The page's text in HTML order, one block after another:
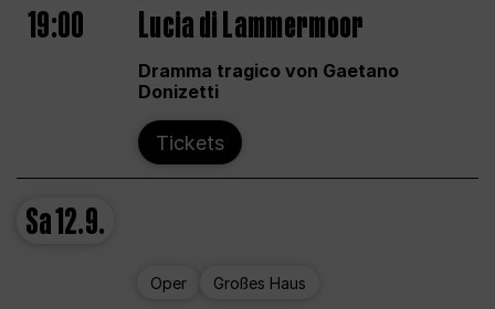
19:00 Lucia di Lammermoor
Dramma tragico von Gaetano
Donizetti
Tickets
Sa12.9.
Oper Großes Haus